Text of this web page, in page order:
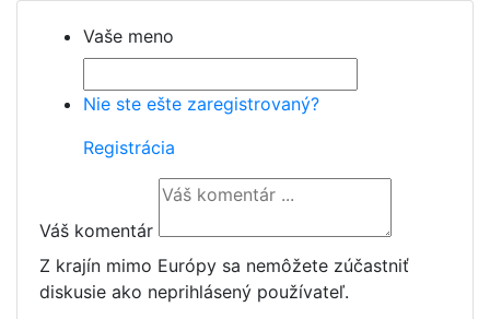
Vaše meno
Nie ste ešte zaregistrovaný?
Registrácia
Váš komentár
Z krajín mimo Európy sa nemôžete zúčastniť
diskusie ako neprihlásený používateľ.